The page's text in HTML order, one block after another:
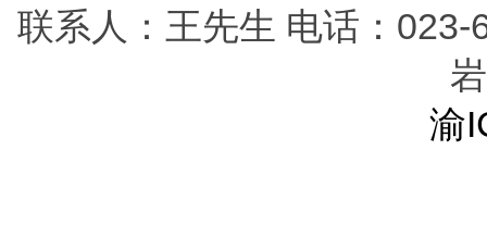
联系人：王先生 电话：
渝